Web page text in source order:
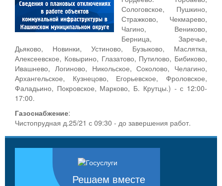
Сологовское, Пушкино,
Стражково, Чекмарево,
Чагино, Вениково,
Берница, Заречье,
Дьяково, Новинки, Устиново, Бузыково, Маслятка,
Алексеевское, Ковырино, Глазатово, Путилово, Бибиково,
Ивашнево, Логиново, Никольское, Соколово, Челагино,
Архангельское, Кузнецово, Егорьевское, Фроловское,
Фаладьино, Покровское, Марково, Б. Крутцы.) - с 12:00-
17:00.
Газоснабжение:
Чистопрудная д.25/21 с 09:30 - до завершения работ.
Решаем вместе